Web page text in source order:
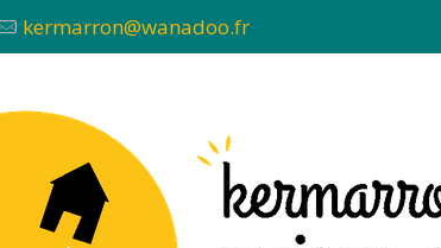
kermarron@wanadoo.fr